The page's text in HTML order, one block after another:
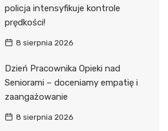
policja intensyfikuje kontrole
prędkości!
8 sierpnia 2026
Dzień Pracownika Opieki nad
Seniorami – doceniamy empatię i
zaangażowanie
8 sierpnia 2026